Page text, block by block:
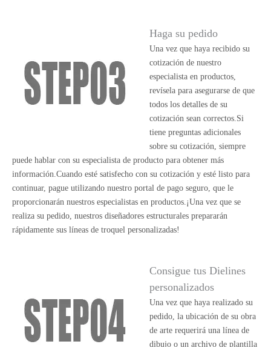
Haga su pedido
Una vez que haya recibido su
cotización de nuestro
especialista en productos,
revísela para asegurarse de que
todos los detalles de su
cotización sean correctos.Si
tiene preguntas adicionales
sobre su cotización, siempre
puede hablar con su especialista de producto para obtener más
información.Cuando esté satisfecho con su cotización y esté listo para
continuar, pague utilizando nuestro portal de pago seguro, que le
proporcionarán nuestros especialistas en productos.¡Una vez que se
realiza su pedido, nuestros diseñadores estructurales prepararán
rápidamente sus líneas de troquel personalizadas!
Consigue tus Dielines
personalizados
Una vez que haya realizado su
pedido, la ubicación de su obra
de arte requerirá una línea de
dibujo o un archivo de plantilla